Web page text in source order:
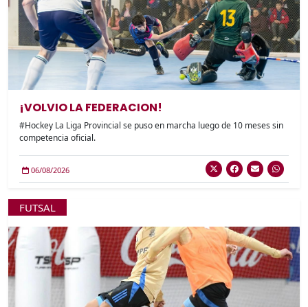
¡VOLVIO LA FEDERACION!
#Hockey La Liga Provincial se puso en marcha luego de 10 meses sin
competencia oficial.
06/08/2026
FUTSAL